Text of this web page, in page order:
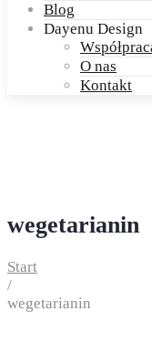
Blog
Dayenu Design
O nas
Kontakt
wegetarianin
Start
/
wegetarianin